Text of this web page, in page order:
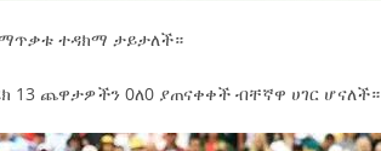
ተዳክማ ታይታለች።
ጨዋታዎችን 0ለ0 ያጠናቀቀች ብቸኛዋ ሀገር ሆናለች።